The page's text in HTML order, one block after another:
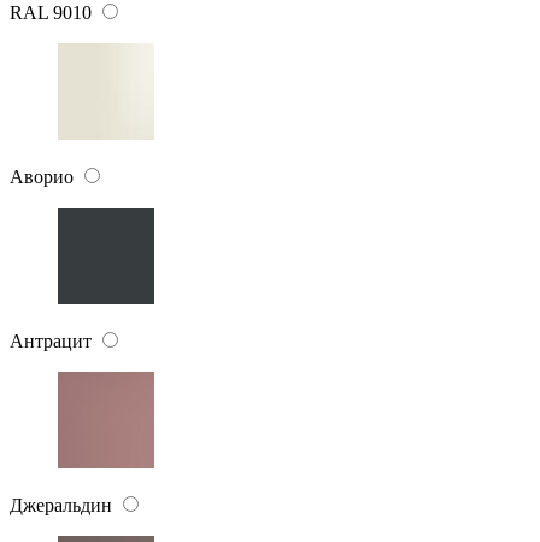
RAL 9010
Аворио
Антрацит
Джеральдин